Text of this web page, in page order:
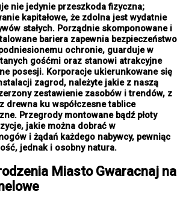
nie jedynie przeszkoda fizyczna;
kapitałowe, że zdolna jest wydatnie
stałych. Porządnie skomponowane i
bariera zapewnia bezpieczeństwo
ochronie, guarduje w
gośćmi oraz stanowi atrakcyjne
posesji. Korporacje ukierunkowane się
zagrod, należyte jakie z naszą
zestawienie zasobów i trendów, z
drewna ku współczesne tablice
Przegrody montowane bądź płoty
jakie można dobrać w
i żądań każdego nabywcy, pewniąc
jednak i osobny natura.
MiastoGwaracnaj na